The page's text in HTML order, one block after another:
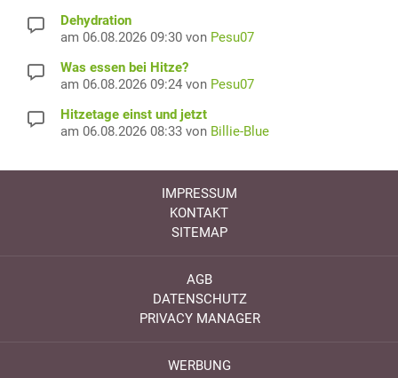
Dehydration
am 06.08.2026 09:30 von Pesu07
Was essen bei Hitze?
am 06.08.2026 09:24 von Pesu07
Hitzetage einst und jetzt
am 06.08.2026 08:33 von Billie-Blue
IMPRESSUM
KONTAKT
SITEMAP
AGB
DATENSCHUTZ
PRIVACY MANAGER
WERBUNG